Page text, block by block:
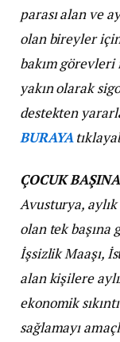
parası alan ve
olan bireyler
bakım görevleri
yakın olarak
destekten
BURAYA
ÇOCUK
Avusturya,
olan tek başına
İşsizlik Maaşı,
alan kişilere
ekonomik
sağlamayı